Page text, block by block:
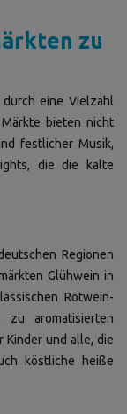
zu
eine Vielzahl
bieten nicht
festlicher Musik,
die die kalte
Regionen
Glühwein in
Rotwein-
zu aromatisierten
Kinder und alle, die
köstliche heiße